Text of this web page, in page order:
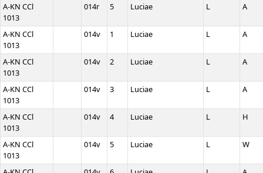
A-KN CCl
1013
014r 5 Luciae L A
A-KN CCl
1013
014v 1 Luciae L A
A-KN CCl
1013
014v 2 Luciae L A
A-KN CCl
1013
014v 3 Luciae L A
A-KN CCl
1013
014v 4 Luciae L H
A-KN CCl
1013
014v 5 Luciae L W